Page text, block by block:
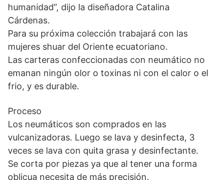
humanidad”, dijo la diseñadora Catalina
Cárdenas.
Para su próxima colección trabajará con las
mujeres shuar del Oriente ecuatoriano.
Las carteras confeccionadas con neumático no
emanan ningún olor o toxinas ni con el calor o el
frio, y es durable.
Proceso
Los neumáticos son comprados en las
vulcanizadoras. Luego se lava y desinfecta, 3
veces se lava con quita grasa y desinfectante.
Se corta por piezas ya que al tener una forma
oblicua necesita de más precisión.